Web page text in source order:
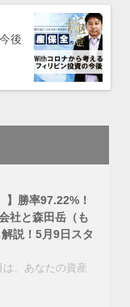
後
】勝率97.22%！
社と森田岳（も
説！5月9日スタ
、あなたの資産